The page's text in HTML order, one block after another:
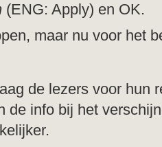
(ENG: Apply) en OK.
maar nu voor het
de lezers voor hun
de info bij het